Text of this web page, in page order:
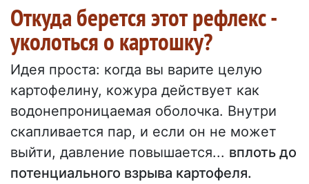
Откуда берется этот рефлекс -
уколоться о картошку?
Идея проста: когда вы варите целую
картофелину, кожура действует как
водонепроницаемая оболочка. Внутри
скапливается пар, и если он не может
выйти, давление повышается... вплоть до
потенциального взрыва картофеля.